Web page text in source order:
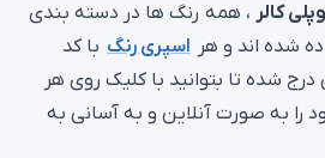
کالر ، همه رنگ ها در دسته بندی
شده اند و هر اسپری رنگ با کد
شده تا بتوانید با کلیک روی هر
را به صورت آنلاین و به آسانی به